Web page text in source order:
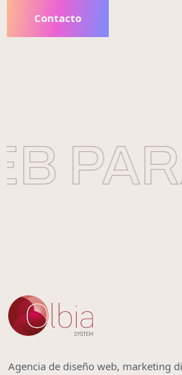
Contacto
Agencia de diseño web, marketing